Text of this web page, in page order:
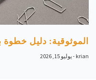
الموثوقية: دليل
krian يوليو 15, 2026